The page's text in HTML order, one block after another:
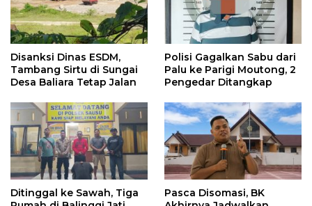
Disanksi Dinas ESDM,
Tambang Sirtu di Sungai
Desa Baliara Tetap Jalan
Polisi Gagalkan Sabu dari
Palu ke Parigi Moutong, 2
Pengedar Ditangkap
Ditinggal ke Sawah, Tiga
Pasca Disomasi, BK